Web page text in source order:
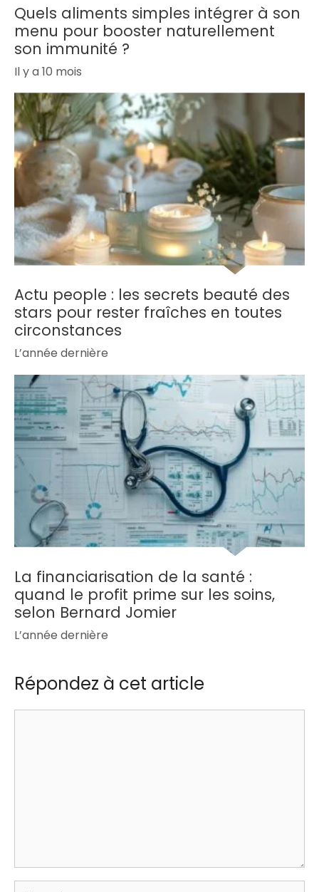
Quels aliments simples intégrer à son
menu pour booster naturellement
son immunité ?
Il y a 10 mois
Actu people : les secrets beauté des
stars pour rester fraîches en toutes
circonstances
L’année dernière
La financiarisation de la santé :
quand le profit prime sur les soins,
selon Bernard Jomier
L’année dernière
Répondez à cet article